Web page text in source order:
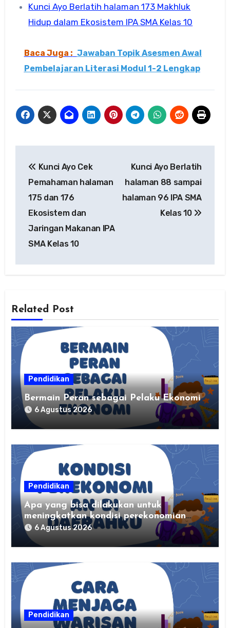
Kunci Ayo Berlatih halaman 173 Makhluk
Hidup dalam Ekosistem IPA SMA Kelas 10
Baca Juga : Jawaban Topik Asesmen Awal
Pembelajaran Literasi Modul 1-2 Lengkap
pos
Kunci Ayo Cek
Pemahaman halaman
175 dan 176
Ekosistem dan
Jaringan Makanan IPA
SMA Kelas 10
Kunci Ayo Berlatih
halaman 88 sampai
halaman 96 IPA SMA
Kelas 10
Related Post
Pendidikan
Bermain Peran sebagai Pelaku Ekonomi
6 Agustus 2026
Pendidikan
Apa yang bisa dilakukan untuk
meningkatkan kondisi perekonomian
daerahku?
6 Agustus 2026
Pendidikan